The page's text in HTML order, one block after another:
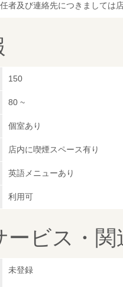
者及び連絡先につきましては
150
80 ~
個室あり
店内に喫煙スペース有り
英語メニューあり
利用可
ービス・関
未登録